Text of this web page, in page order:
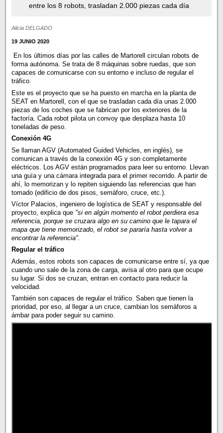
entre los 8 robots, trasladan 2.000 piezas cada día
Alicia DELGADO
19 JUNIO 2020
En los últimos días por las calles de Martorell circulan robots de
forma autónoma. Se trata de 8 máquinas sobre ruedas, que son
capaces de comunicarse con su entorno e incluso de regular el
tráfico.
Este es el proyecto que se ha puesto en marcha en la planta de
SEAT en Martorell, con el que se trasladan cada día unas 2.000
piezas de los coches que se fabrican por los exteriores de la
factoría. Cada robot pilota un convoy que desplaza hasta 10
toneladas de peso.
Conexión 4G
Se llaman AGV (Automated Guided Vehicles, en inglés), se
comunican a través de la conexión 4G y son completamente
eléctricos. Los AGV están programados para leer su entorno. Llevan
una guía y una cámara integrada para el primer recorrido. A partir de
ahí, lo memorizan y lo repiten siguiendo las referencias que han
tomado (edificio de dos pisos, semáforo, cruce, etc.).
Víctor Palacios, ingeniero de logística de SEAT y responsable del
proyecto, explica que "si en algún momento el robot perdiera esa
referencia, porque se cruzara algo en su camino que le tapara el
mapa que tiene memorizado, el robot se pararía hasta volver a
encontrar la referencia".
Regular el tráfico
Además, estos robots son capaces de comunicarse entre sí, ya que
cuando uno sale de la zona de carga, avisa al otro para que ocupe
su lugar. Si dos se cruzan, entran en contacto para reducir la
velocidad.
También son capaces de regular el tráfico. Saben que tienen la
prioridad, por eso, al llegar a un cruce, cambian los semáforos a
ámbar para poder seguir su camino.